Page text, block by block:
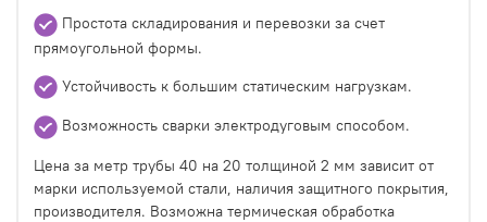
Простота складирования и перевозки за счет
прямоугольной формы.
Устойчивость к большим статическим нагрузкам.
Возможность сварки электродуговым способом.
Цена за метр трубы 40 на 20 толщиной 2 мм зависит от
марки используемой стали, наличия защитного покрытия,
производителя. Возможна термическая обработка